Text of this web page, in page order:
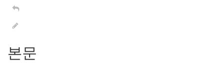
본문